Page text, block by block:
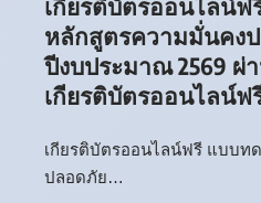
เกียรติบัตรออนไลน์
หลักสูตรความมั่นคง
ปีงบประมาณ 2569 ผ่
เกียรติบัตรออนไลน์ฟ
เกียรติบัตรออนไลน์ฟรี แบบท
ปลอดภัย…